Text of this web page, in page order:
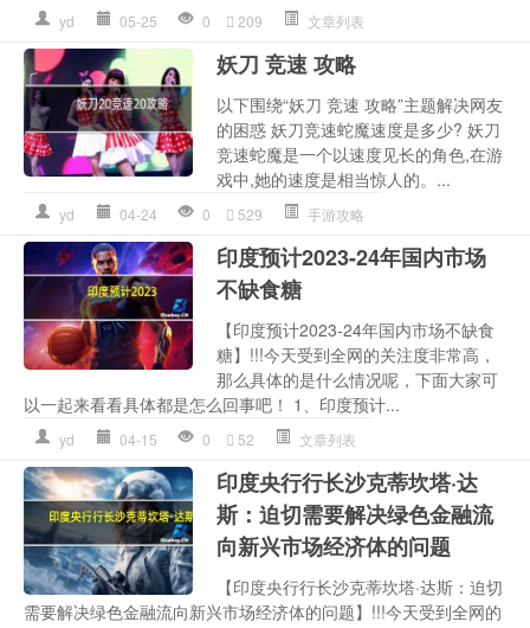
yd 05-25 0 209 文章列表
妖刀 竞速 攻略
以下围绕“妖刀 竞速 攻略”主题解决网友
的困惑 妖刀竞速蛇魔速度是多少? 妖刀
竞速蛇魔是一个以速度见长的角色,在游
戏中,她的速度是相当惊人的。...
yd 04-24 0 529 手游攻略
印度预计2023-24年国内市场
不缺食糖
【印度预计2023-24年国内市场不缺食
糖】!!!今天受到全网的关注度非常高，
那么具体的是什么情况呢，下面大家可
以一起来看看具体都是怎么回事吧！ 1、印度预计...
yd 04-15 0 52 文章列表
印度央行行长沙克蒂坎塔·达
斯：迫切需要解决绿色金融流
向新兴市场经济体的问题
【印度央行行长沙克蒂坎塔·达斯：迫切
需要解决绿色金融流向新兴市场经济体的问题】!!!今天受到全网的